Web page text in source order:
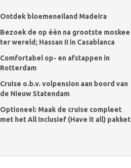
Ontdek bloemeneiland Madeira
Bezoek de op één na grootste moskee
ter wereld; Hassan II in Casablanca
Comfortabel op- en afstappen in
Rotterdam
Cruise o.b.v. volpension aan boord van
de Nieuw Statendam
Optioneel: Maak de cruise compleet
met het All Inclusief (Have it all) pakket